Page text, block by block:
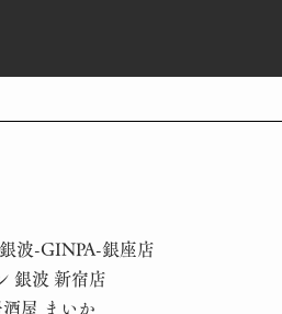
波-GINPA-銀座店
銀波 新宿店
屋 まいか